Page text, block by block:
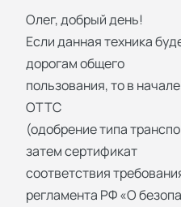
Олег, добрый день!
Если данная техника
дорогам общего
пользования, то в
ОТТС
(одобрение типа
затем сертификат
соответствия
регламента РФ «О